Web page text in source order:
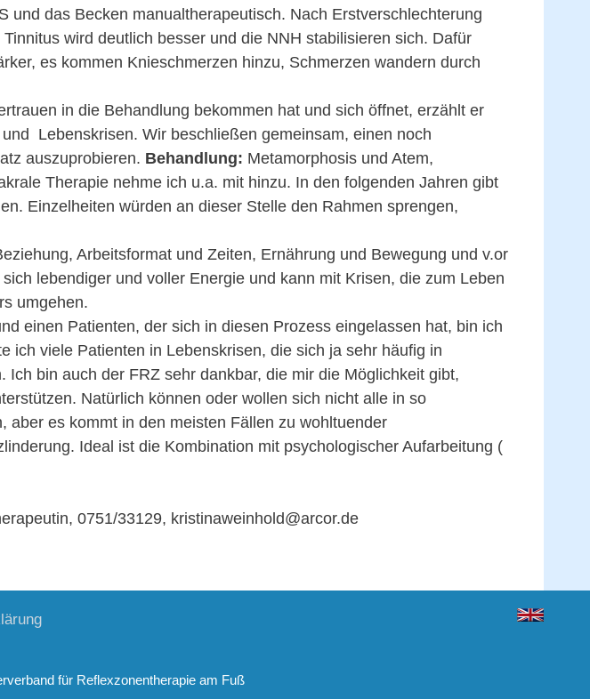
und das Becken manualtherapeutisch. Nach Erstverschlechterung
wird deutlich besser und die NNH stabilisieren sich. Dafür
es kommen Knieschmerzen hinzu, Schmerzen wandern durch
in die Behandlung bekommen hat und sich öffnet, erzählt er
Lebenskrisen. Wir beschließen gemeinsam, einen noch
auszuprobieren. Behandlung: Metamorphosis und Atem,
Therapie nehme ich u.a. mit hinzu. In den folgenden Jahren gibt
Einzelheiten würden an dieser Stelle den Rahmen sprengen,
Arbeitsformat und Zeiten, Ernährung und Bewegung und v.or
lebendiger und voller Energie und kann mit Krisen, die zum Leben
umgehen.
einen Patienten, der sich in diesen Prozess eingelassen hat, bin ich
ich viele Patienten in Lebenskrisen, die sich ja sehr häufig in
Ich bin auch der FRZ sehr dankbar, die mir die Möglichkeit gibt,
Natürlich können oder wollen sich nicht alle in so
aber es kommt in den meisten Fällen zu wohltuender
Ideal ist die Kombination mit psychologischer Aufarbeitung (
0751/33129, kristinaweinhold@arcor.de
für Reflexzonentherapie am Fuß